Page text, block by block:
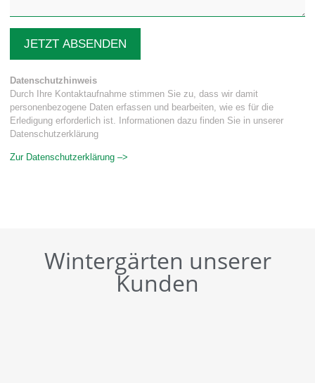
JETZT ABSENDEN
Datenschutzhinweis
Durch Ihre Kontaktaufnahme stimmen Sie zu, dass wir damit
personenbezogene Daten erfassen und bearbeiten, wie es für die
Erledigung erforderlich ist. Informationen dazu finden Sie in unserer
Datenschutzerklärung
Zur Datenschutzerklärung –>
Wintergärten unserer
Kunden